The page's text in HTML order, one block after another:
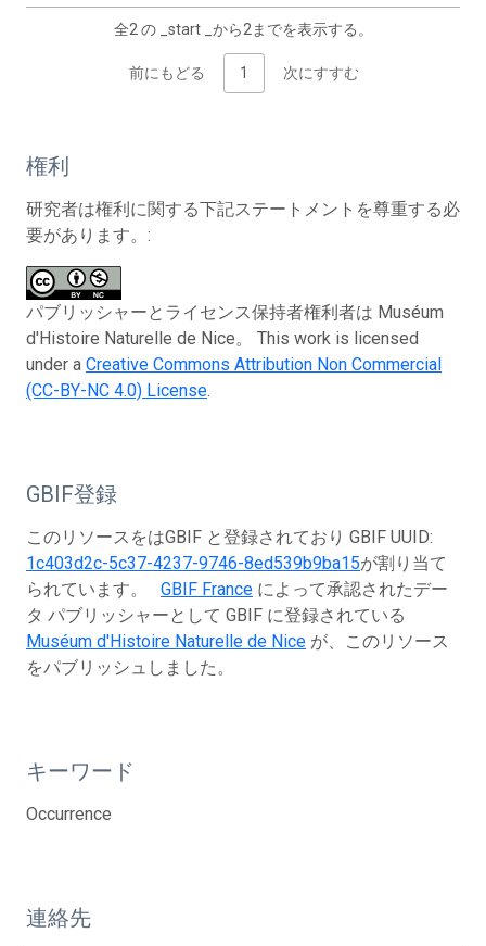
全2 の _start _から2までを表示する。
前にもどる 1 次にすすむ
権利
研究者は権利に関する下記ステートメントを尊重する必
要があります。:
パブリッシャーとライセンス保持者権利者は Muséum
d'Histoire Naturelle de Nice。 This work is licensed
under a Creative Commons Attribution Non Commercial
(CC-BY-NC 4.0) License.
GBIF登録
このリソースをはGBIF と登録されており GBIF UUID:
1c403d2c-5c37-4237-9746-8ed539b9ba15が割り当て
られています。 GBIF France によって承認されたデー
タ パブリッシャーとして GBIF に登録されている
Muséum d'Histoire Naturelle de Nice が、このリソース
をパブリッシュしました。
キーワード
Occurrence
連絡先